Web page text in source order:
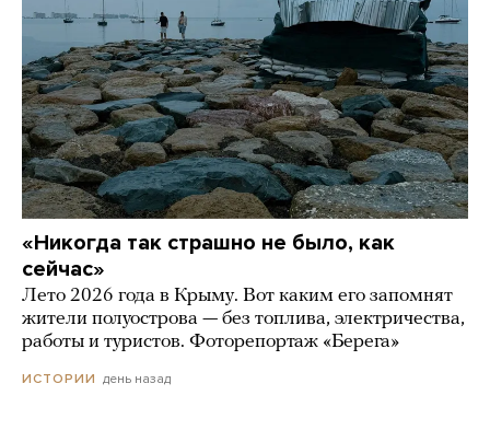
«Никогда так страшно не было, как
сейчас»
Лето 2026 года в Крыму. Вот каким его запомнят
жители полуострова — без топлива, электричества,
работы и туристов. Фоторепортаж «Берега»
ИСТОРИИ день назад